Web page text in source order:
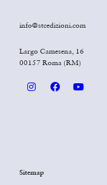
info@stcedizioni.com
Largo Camesena, 16
00157 Roma (RM)
Sitemap